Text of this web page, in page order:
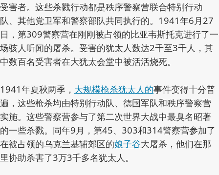
受害者。这些杀戮行动都是秩序警察营联合特别行动
队、其他党卫军和警察部队共同执行的。1941年6月27
日，第309警察营在刚刚被占领的比亚韦斯托克进行了一
场骇人听闻的屠杀。受害的犹太人数达2千至3千人，其
中数百名受害者在大犹太会堂中被活活烧死。
1941年夏秋两季， 大规模枪杀犹太人的事件变得十分普
遍，这些枪杀均由特别行动队、德国军队和秩序警察营
实施。这些警察营参与了第二次世界大战中最臭名昭著
的一些杀戮。同年9月，第45、303和314警察营参加了
在被占领的乌克兰基辅郊区的娘子谷大屠杀，他们在那
里协助杀害了3万3千多名犹太人。